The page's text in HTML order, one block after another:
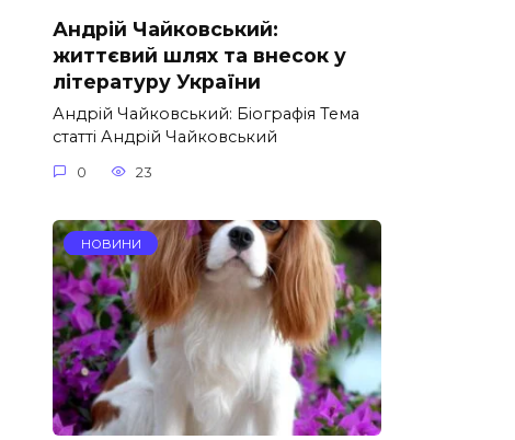
Андрій Чайковський:
життєвий шлях та внесок у
літературу України
Андрій Чайковський: Біографія Тема
статті Андрій Чайковський
0 23
НОВИНИ